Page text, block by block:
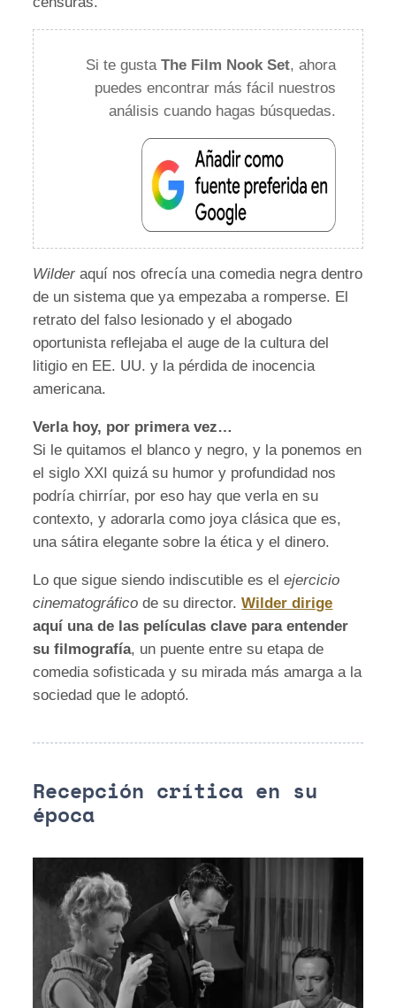
Si te gusta The Film Nook Set, ahora
puedes encontrar más fácil nuestros
análisis cuando hagas búsquedas.
Wilder aquí nos ofrecía una comedia negra dentro
de un sistema que ya empezaba a romperse. El
retrato del falso lesionado y el abogado
oportunista reflejaba el auge de la cultura del
litigio en EE. UU. y la pérdida de inocencia
americana.
Verla hoy, por primera vez…
Si le quitamos el blanco y negro, y la ponemos en
el siglo XXI quizá su humor y profundidad nos
podría chirríar, por eso hay que verla en su
contexto, y adorarla como joya clásica que es,
una sátira elegante sobre la ética y el dinero.
Lo que sigue siendo indiscutible es elejercicio
cinematográfico de su director.Wilder dirige
aquí una de las películas clave para entender
su filmografía, un puente entre su etapa de
comedia sofisticada y su mirada más amarga a la
sociedad que le adoptó.
Recepción crítica en su
época